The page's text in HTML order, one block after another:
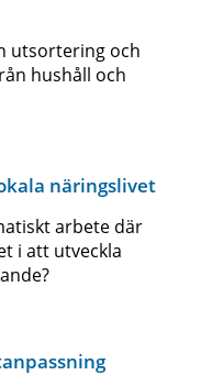
utsortering och
hushåll och
näringslivet
arbete där
i att utveckla